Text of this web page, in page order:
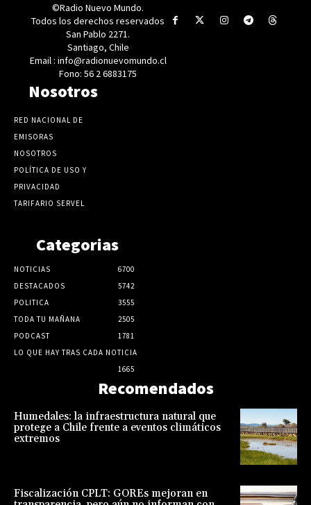
©Radio Nuevo Mundo.
Todos los derechos reservados
San Pablo 2271.
Santiago, Chile
Email : info@radionuevomundo.cl
Fono: 56 2 6883175
Nosotros
RED NACIONAL DE
EMISORAS
NOSOTROS
POLÍTICA DE USO Y
PRIVACIDAD
TARIFARIO SERVEL
Categorias
NOTICIAS
6700
DESTACADOS
5742
POLITICA
3555
TODA TU MAÑANA
2505
PODCAST
1781
LO QUE HAY TRAS CADA NOTICIA
1665
Recomendados
Humedales: la infraestructura natural que
protege a Chile frente a eventos climáticos
extremos
Fiscalización CPLT: GOREs mejoran en